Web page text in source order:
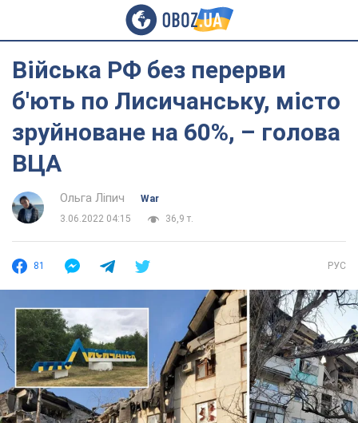
Війська РФ без перерви
б'ють по Лисичанську, місто
зруйноване на 60%, – голова
ВЦА
Ольга Ліпич
War
3.06.2022 04:15
36,9 т.
81 РУС